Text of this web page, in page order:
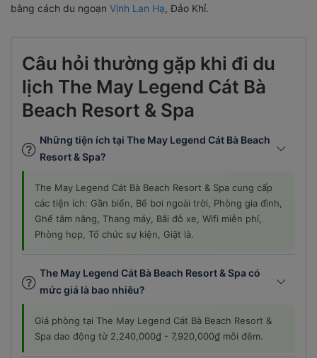
bằng cách du ngoạn Vịnh Lan Hạ, Đảo Khỉ.
Câu hỏi thường gặp khi đi du
lịch The May Legend Cát Bà
Beach Resort & Spa
Những tiện ích tại The May Legend Cát Bà Beach
Resort & Spa?
The May Legend Cát Bà Beach Resort & Spa cung cấp
các tiện ích: Gần biển, Bể bơi ngoài trời, Phòng gia đình,
Ghế tắm nắng, Thang máy, Bãi đỗ xe, Wifi miễn phí,
Phòng họp, Tổ chức sự kiện, Giặt là.
The May Legend Cát Bà Beach Resort & Spa có
mức giá là bao nhiêu?
Giá phòng tại The May Legend Cát Bà Beach Resort &
Spa dao động từ 2,240,000₫ - 7,920,000₫ mỗi đêm.